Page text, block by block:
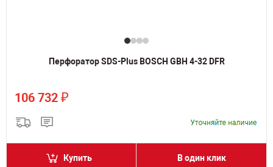
Перфоратор SDS-Plus BOSCH GBH 4-32 DFR
106 732 ₽
Купить В один клик